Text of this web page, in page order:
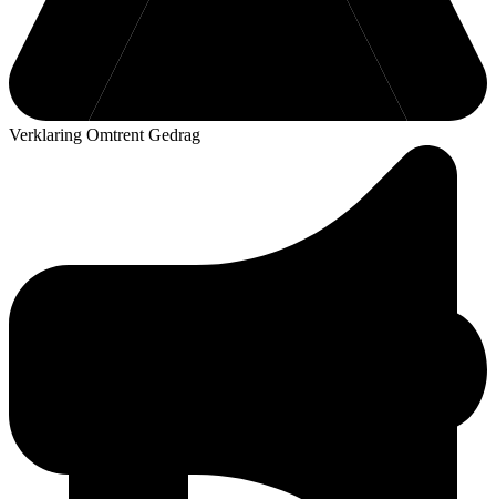
Verklaring Omtrent Gedrag